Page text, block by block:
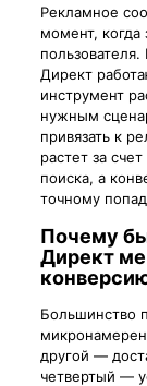
Рекламное
момент, когда
Директ
инструмент
нужным
привязать к
растет за
поиска, а
точному
Почему
Директ
Большинство
другой —
четвертый —